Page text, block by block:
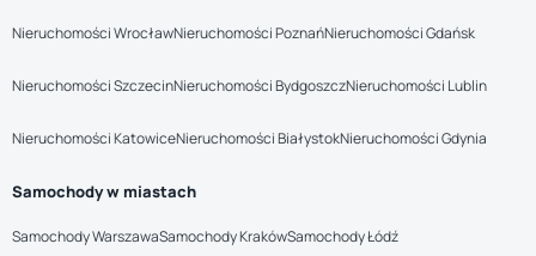
Nieruchomości WrocławNieruchomości PoznańNieruchomości Gdańsk
Nieruchomości SzczecinNieruchomości BydgoszczNieruchomości Lublin
Nieruchomości KatowiceNieruchomości BiałystokNieruchomości Gdynia
Samochody w miastach
Samochody WarszawaSamochody KrakówSamochody Łódź